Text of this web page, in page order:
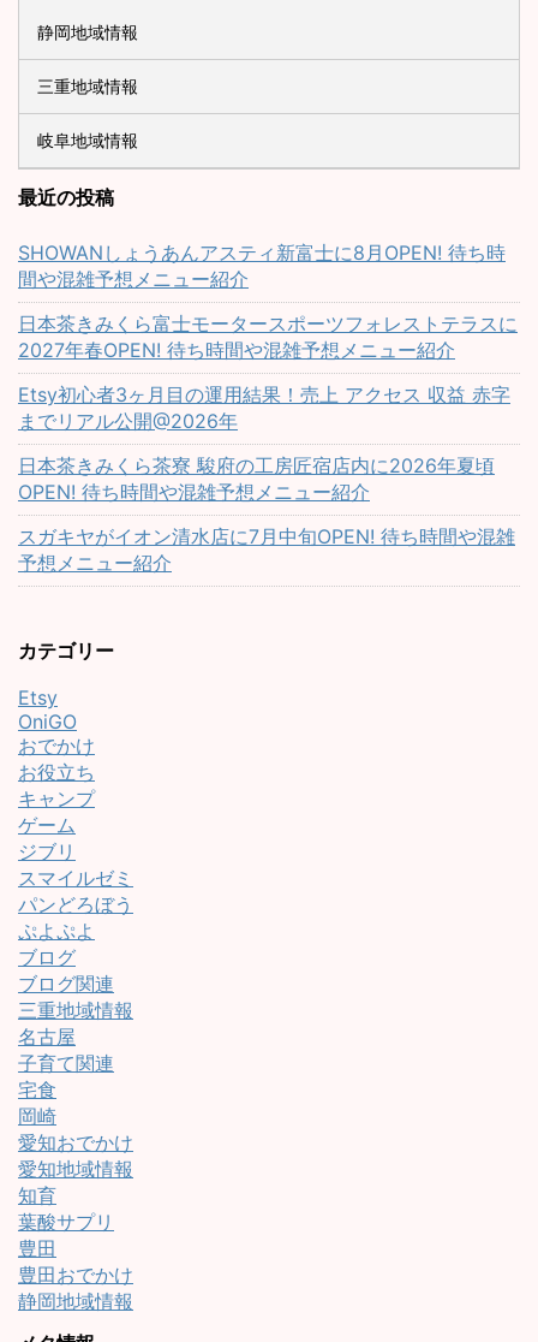
静岡地域情報
三重地域情報
岐阜地域情報
最近の投稿
SHOWANしょうあんアスティ新富士に8月OPEN! 待ち時
間や混雑予想メニュー紹介
日本茶きみくら富士モータースポーツフォレストテラスに
2027年春OPEN! 待ち時間や混雑予想メニュー紹介
Etsy初心者3ヶ月目の運用結果！売上 アクセス 収益 赤字
までリアル公開@2026年
日本茶きみくら茶寮 駿府の工房匠宿店内に2026年夏頃
OPEN! 待ち時間や混雑予想メニュー紹介
スガキヤがイオン清水店に7月中旬OPEN! 待ち時間や混雑
予想メニュー紹介
カテゴリー
Etsy
OniGO
おでかけ
お役立ち
キャンプ
ゲーム
ジブリ
スマイルゼミ
パンどろぼう
ぷよぷよ
ブログ
ブログ関連
三重地域情報
名古屋
子育て関連
宅食
岡崎
愛知おでかけ
愛知地域情報
知育
葉酸サプリ
豊田
豊田おでかけ
静岡地域情報